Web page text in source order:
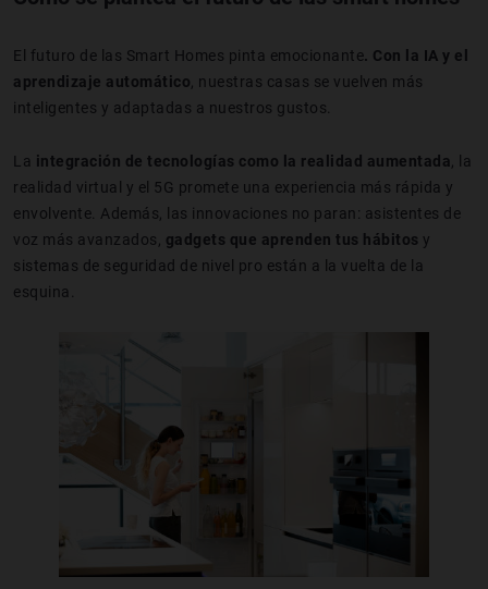
El futuro de las Smart Homes pinta emocionante. Con la IA y el
aprendizaje automático , nuestras casas se vuelven más
inteligentes y adaptadas a nuestros gustos.
La integración de tecnologías como la realidad aumentada , la
realidad virtual y el 5G promete una experiencia más rápida y
envolvente. Además, las innovaciones no paran: asistentes de
voz más avanzados, gadgets que aprenden tus hábitos y
sistemas de seguridad de nivel pro están a la vuelta de la
esquina.